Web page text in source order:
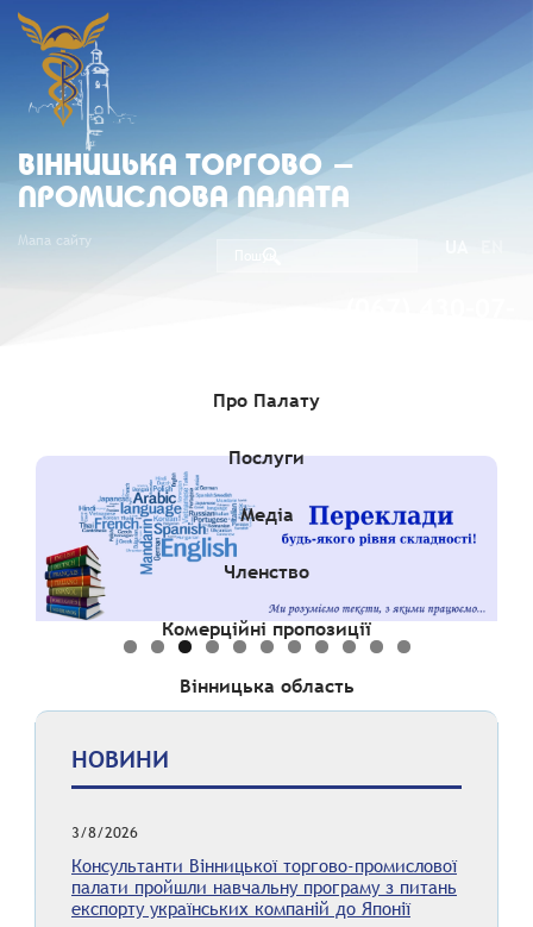
ВIННИЦЬКА ТОРГОВО -
ПРОМИСЛОВА ПАЛАТА
Мапа сайту
Про Палату
Послуги
Медіа
Членство
Комерційні пропозиції
Вінницька область
НОВИНИ
3/8/2026
Консультанти Вінницької торгово-промислової
палати пройшли навчальну програму з питань
експорту українських компаній до Японії